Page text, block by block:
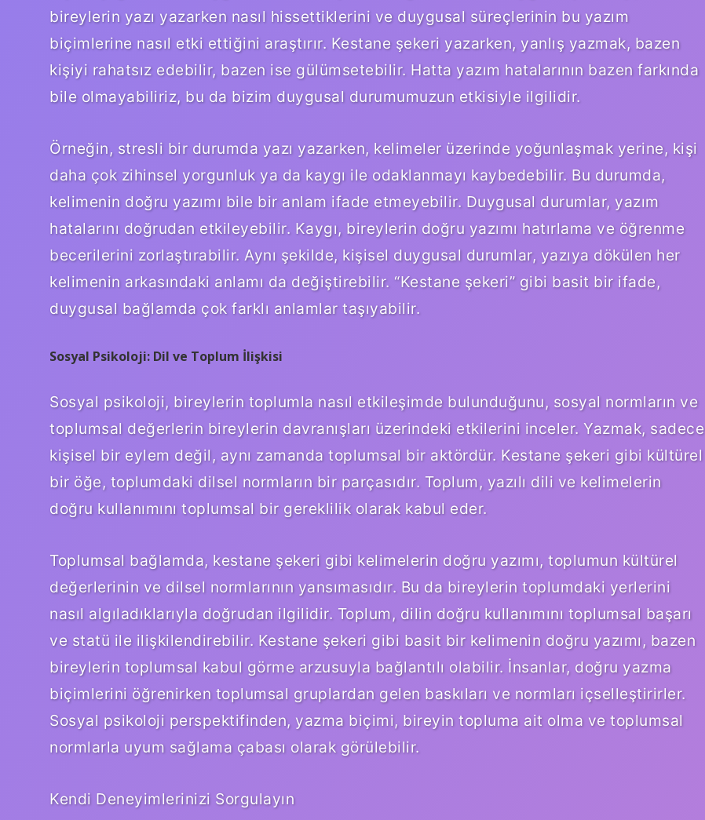
bireylerin yazı yazarken nasıl hissettiklerini ve duygusal süreçlerinin bu yazım
biçimlerine nasıl etki ettiğini araştırır. Kestane şekeri yazarken, yanlış yazmak, bazen
kişiyi rahatsız edebilir, bazen ise gülümsetebilir. Hatta yazım hatalarının bazen farkında
bile olmayabiliriz, bu da bizim duygusal durumumuzun etkisiyle ilgilidir.
Örneğin, stresli bir durumda yazı yazarken, kelimeler üzerinde yoğunlaşmak yerine, kişi
daha çok zihinsel yorgunluk ya da kaygı ile odaklanmayı kaybedebilir. Bu durumda,
kelimenin doğru yazımı bile bir anlam ifade etmeyebilir. Duygusal durumlar, yazım
hatalarını doğrudan etkileyebilir. Kaygı, bireylerin doğru yazımı hatırlama ve öğrenme
becerilerini zorlaştırabilir. Aynı şekilde, kişisel duygusal durumlar, yazıya dökülen her
kelimenin arkasındaki anlamı da değiştirebilir. “Kestane şekeri” gibi basit bir ifade,
duygusal bağlamda çok farklı anlamlar taşıyabilir.
Sosyal Psikoloji: Dil ve Toplum İlişkisi
Sosyal psikoloji, bireylerin toplumla nasıl etkileşimde bulunduğunu, sosyal normların ve
toplumsal değerlerin bireylerin davranışları üzerindeki etkilerini inceler. Yazmak, sadece
kişisel bir eylem değil, aynı zamanda toplumsal bir aktördür. Kestane şekeri gibi kültürel
bir öğe, toplumdaki dilsel normların bir parçasıdır. Toplum, yazılı dili ve kelimelerin
doğru kullanımını toplumsal bir gereklilik olarak kabul eder.
Toplumsal bağlamda, kestane şekeri gibi kelimelerin doğru yazımı, toplumun kültürel
değerlerinin ve dilsel normlarının yansımasıdır. Bu da bireylerin toplumdaki yerlerini
nasıl algıladıklarıyla doğrudan ilgilidir. Toplum, dilin doğru kullanımını toplumsal başarı
ve statü ile ilişkilendirebilir. Kestane şekeri gibi basit bir kelimenin doğru yazımı, bazen
bireylerin toplumsal kabul görme arzusuyla bağlantılı olabilir. İnsanlar, doğru yazma
biçimlerini öğrenirken toplumsal gruplardan gelen baskıları ve normları içselleştirirler.
Sosyal psikoloji perspektifinden, yazma biçimi, bireyin topluma ait olma ve toplumsal
normlarla uyum sağlama çabası olarak görülebilir.
Kendi Deneyimlerinizi Sorgulayın